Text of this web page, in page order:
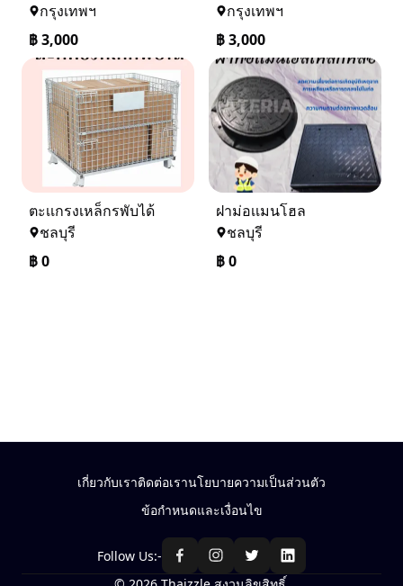
กรุงเทพฯ
฿3,000
กรุงเทพฯ
฿3,000
ตะเเกรงเหล็กรพับได้
ชลบุรี
฿0
ฝาม่อเเมนโฮล
ชลบุรี
฿0
เกี่ยวกับเราติดต่อเรานโยบายความเป็นส่วนตัว
ข้อกำหนดและเงื่อนไข
Follow Us:-